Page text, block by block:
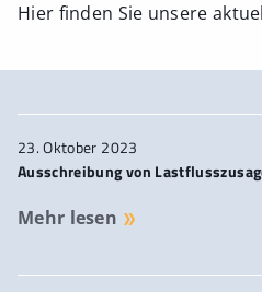
Hier finden Sie unsere
23. Oktober 2023
Ausschreibung von
Mehr lesen